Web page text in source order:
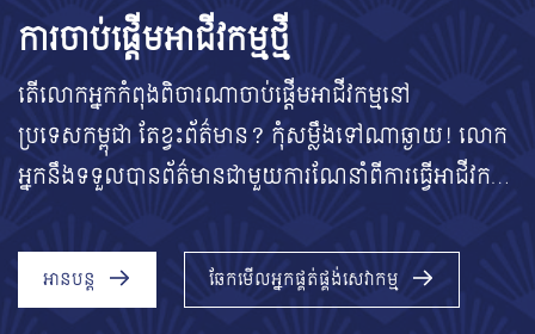
ការចាប់ផ្តើមអាជីវកម្មថ្មី
តើលោកអ្នកកំពុងពិចារណាចាប់ផ្តើមអាជីវកម្មនៅ
ប្រទេសកម្ពុជា តែខ្វះព័ត៌មាន? កុំសម្លឹងទៅណាឆ្ងាយ! លោក
អ្នកនឹងទទួលបានព័ត៌មានជាមួយការណែនាំពីការធ្វើអាជីវកម្ម
នៅក្នុងប្រទេសកម្ពុជា។ ចេះពីរបៀបបើកអាជីវកម្ម អាជ្ញាប័ណ្ណ
ចាំបាច់ ការបង់ពន្ធ រហូតដល់របៀបបិទក្រុមហ៊ុននៅពេល
បញ្ចប់អាជីវកម្មរបស់លោកអ្នកនៅក្នុងប្រទេសកម្ពុជា។
អានបន្ត ឆែកមើលអ្នកផ្គត់ផ្គង់សេវាកម្ម